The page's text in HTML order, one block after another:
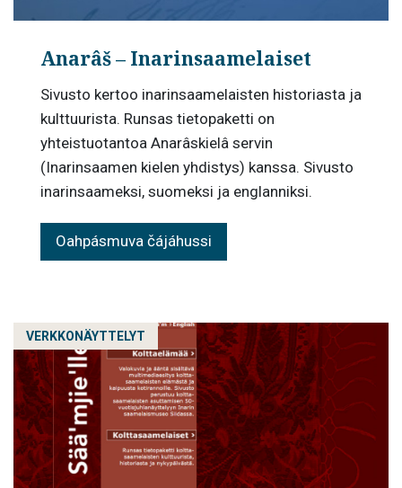
Anarâš – Inarinsaamelaiset
Sivusto kertoo inarinsaamelaisten historiasta ja
kulttuurista. Runsas tietopaketti on
yhteistuotantoa Anarâskielâ servin
(Inarinsaamen kielen yhdistys) kanssa. Sivusto
inarinsaameksi, suomeksi ja englanniksi.
Oahpásmuva čájáhussi
VERKKONÄYTTELYT